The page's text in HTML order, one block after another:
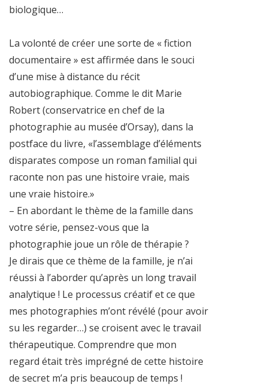
biologique…
La volonté de créer une sorte de « fiction
documentaire » est affirmée dans le souci
d’une mise à distance du récit
autobiographique. Comme le dit Marie
Robert (conservatrice en chef de la
photographie au musée d’Orsay), dans la
postface du livre, «l’assemblage d’éléments
disparates compose un roman familial qui
raconte non pas une histoire vraie, mais
une vraie histoire.»
– En abordant le thème de la famille dans
votre série, pensez-vous que la
photographie joue un rôle de thérapie ?
Je dirais que ce thème de la famille, je n’ai
réussi à l’aborder qu’après un long travail
analytique ! Le processus créatif et ce que
mes photographies m’ont révélé (pour avoir
su les regarder…) se croisent avec le travail
thérapeutique. Comprendre que mon
regard était très imprégné de cette histoire
de secret m’a pris beaucoup de temps !